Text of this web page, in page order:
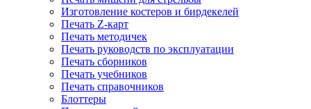
Изготовление костеров и бирдекелей
Печать Z-карт
Печать методичек
Печать руководств по эксплуатации
Печать сборников
Печать учебников
Печать справочников
Блоттеры